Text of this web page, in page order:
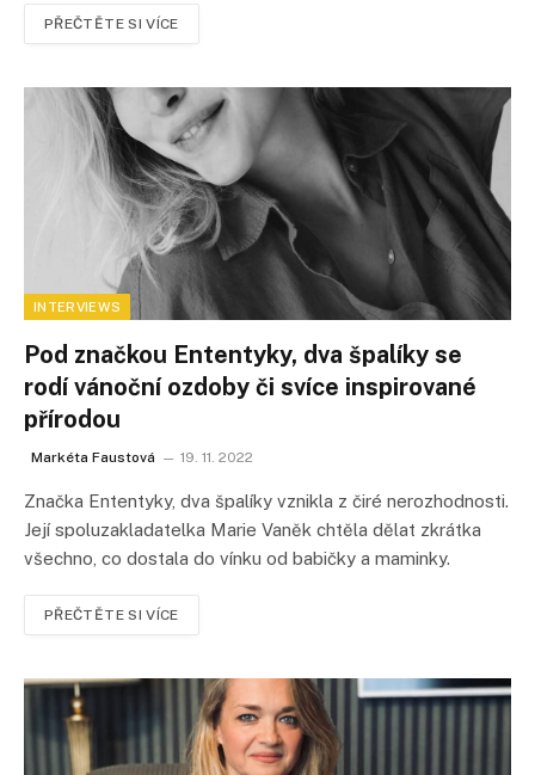
PŘEČTĚTE SI VÍCE
INTERVIEWS
Pod značkou Ententyky, dva špalíky se
rodí vánoční ozdoby či svíce inspirované
přírodou
Markéta Faustová 19. 11. 2022
Značka Ententyky, dva špalíky vznikla z čiré nerozhodnosti.
Její spoluzakladatelka Marie Vaněk chtěla dělat zkrátka
všechno, co dostala do vínku od babičky a maminky.
PŘEČTĚTE SI VÍCE